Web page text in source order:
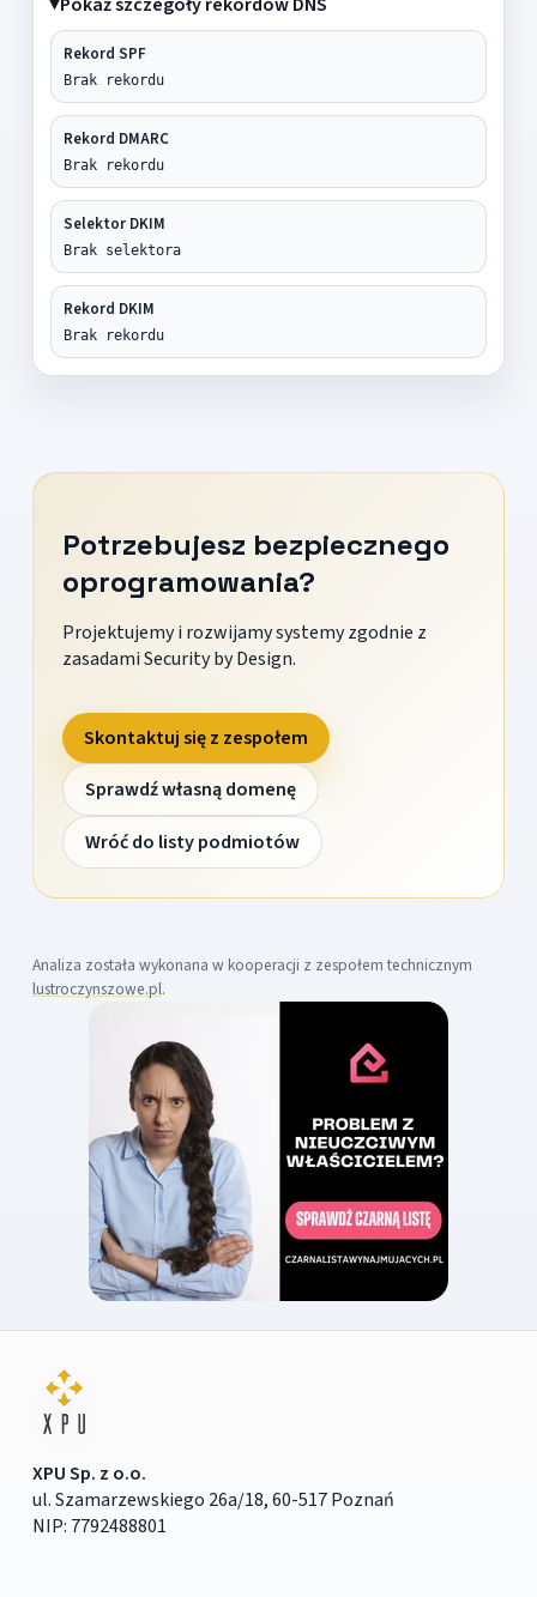
Rekord SPF
Brak rekordu
Rekord DMARC
Brak rekordu
Selektor DKIM
Brak selektora
Rekord DKIM
Brak rekordu
Potrzebujesz bezpiecznego
oprogramowania?
Projektujemy i rozwijamy systemy zgodnie z
zasadami Security by Design.
Skontaktuj się z zespołem
Sprawdź własną domenę
Wróć do listy podmiotów
Analiza została wykonana w kooperacji z zespołem technicznym
lustroczynszowe.pl.
XPU Sp. z o.o.
ul. Szamarzewskiego 26a/18, 60-517 Poznań
NIP: 7792488801